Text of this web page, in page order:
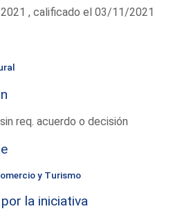
, calificado el 03/11/2021
req. acuerdo o decisión
y Turismo
la iniciativa